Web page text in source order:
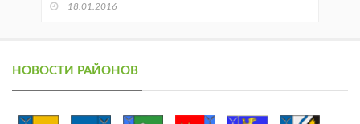
18.01.2016
НОВОСТИ РАЙОНОВ